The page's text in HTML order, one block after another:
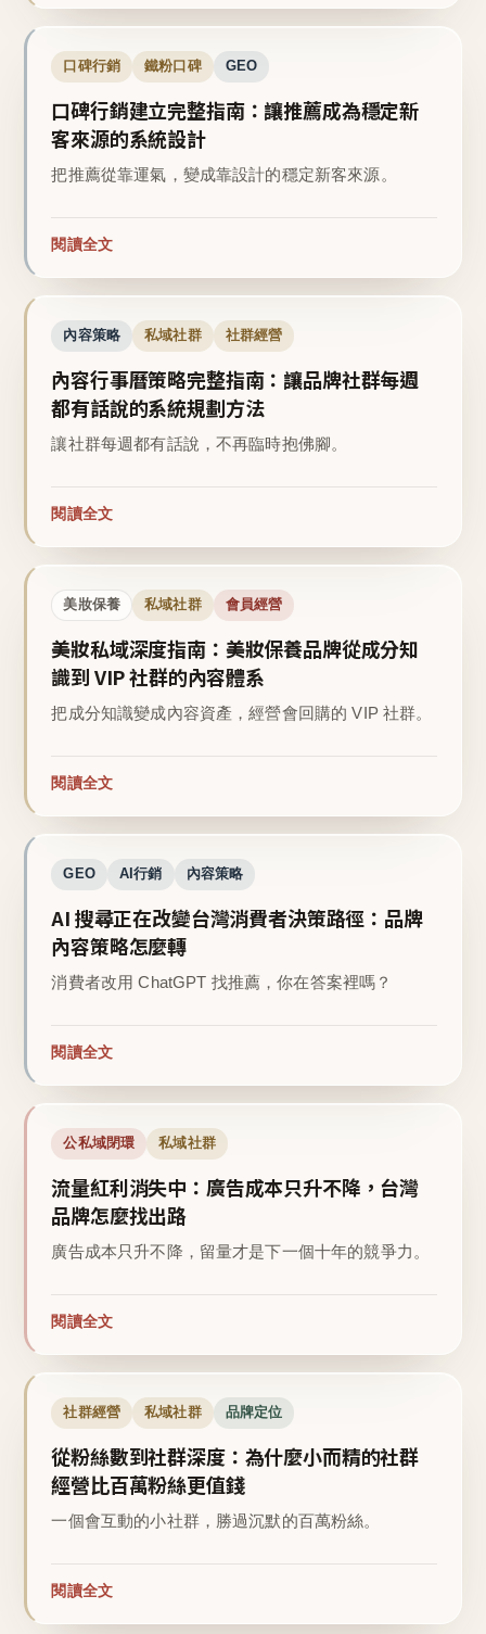
口碑行銷 鐵粉口碑 GEO
口碑行銷建立完整指南：讓推薦成為穩定新
客來源的系統設計
把推薦從靠運氣，變成靠設計的穩定新客來源。
閱讀全文
內容策略 私域社群 社群經營
內容行事曆策略完整指南：讓品牌社群每週
都有話說的系統規劃方法
讓社群每週都有話說，不再臨時抱佛腳。
閱讀全文
美妝保養 私域社群 會員經營
美妝私域深度指南：美妝保養品牌從成分知
識到 VIP 社群的內容體系
把成分知識變成內容資產，經營會回購的 VIP 社群。
閱讀全文
GEO AI行銷 內容策略
AI 搜尋正在改變台灣消費者決策路徑：品牌
內容策略怎麼轉
消費者改用 ChatGPT 找推薦，你在答案裡嗎？
閱讀全文
公私域閉環 私域社群
流量紅利消失中：廣告成本只升不降，台灣
品牌怎麼找出路
廣告成本只升不降，留量才是下一個十年的競爭力。
閱讀全文
社群經營 私域社群 品牌定位
從粉絲數到社群深度：為什麼小而精的社群
經營比百萬粉絲更值錢
一個會互動的小社群，勝過沉默的百萬粉絲。
閱讀全文